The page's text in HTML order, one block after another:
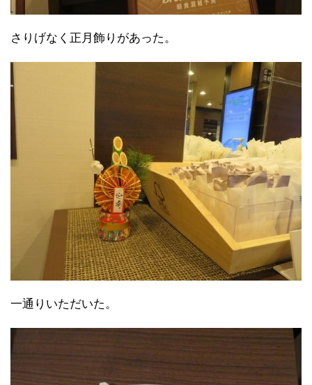
さりげなく正月飾りがあった。
一通りいただいた。